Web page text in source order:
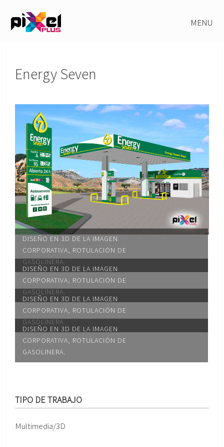
MENU
Energy Seven
DISEÑO EN 3D DE LA IMAGEN
CORPORATIVA, ROTULACIÓN DE
GASOLINERA.
DISEÑO EN 3D DE LA IMAGEN
CORPORATIVA, ROTULACIÓN DE
GASOLINERA.
DISEÑO EN 3D DE LA IMAGEN
CORPORATIVA, ROTULACIÓN DE
GASOLINERA.
DISEÑO EN 3D DE LA IMAGEN
CORPORATIVA, ROTULACIÓN DE
GASOLINERA.
TIPO DE TRABAJO
Multimedia/3D